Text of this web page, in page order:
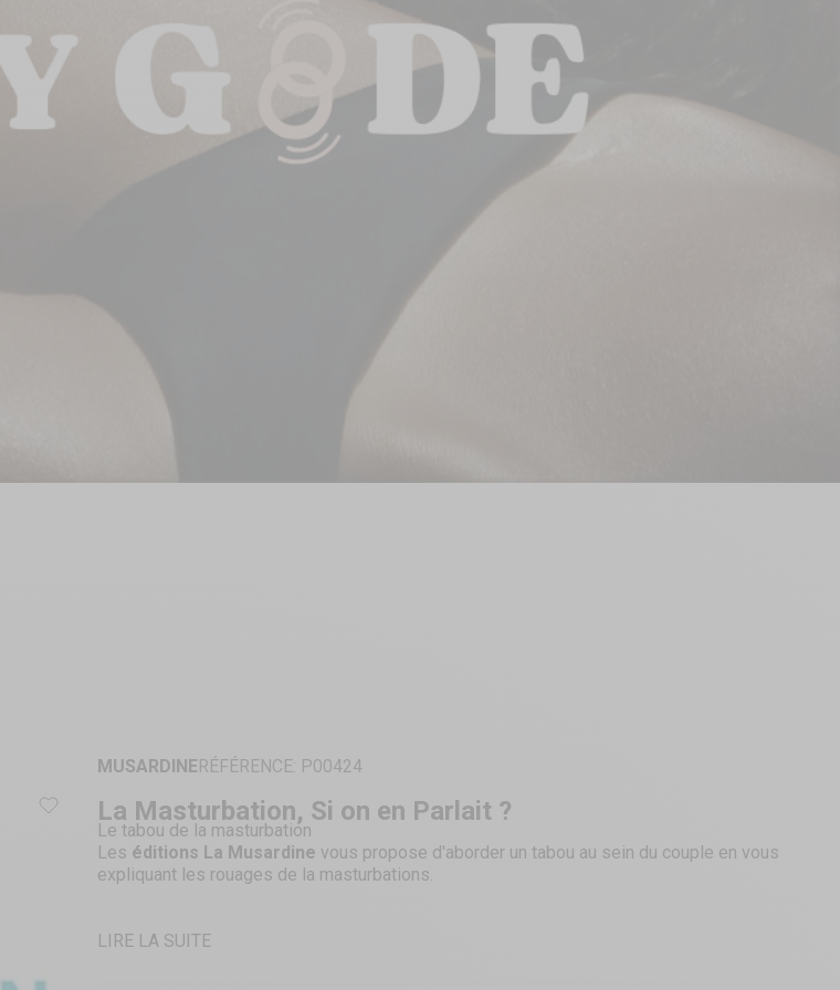
MUSARDINE RÉFÉRENCE: P00424
La Masturbation, Si on en Parlait ?
Le tabou de la masturbation
Les éditions La Musardine vous propose d'aborder un tabou au sein du couple en vous
expliquant les rouages de la masturbations.
LIRE LA SUITE